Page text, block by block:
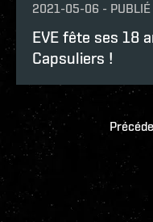
2021-05-06 - PUBLIÉ
EVE fête ses 18
Capsuliers !